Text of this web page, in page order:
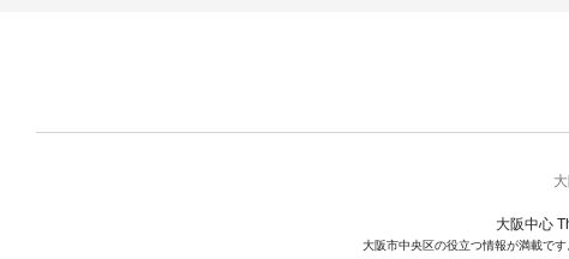
大阪中心
大阪市中央区の役立つ情報が満載で